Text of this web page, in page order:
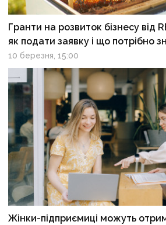
Гранти на розвиток бізнесу від
як подати заявку і що потрібно
10 березня, 15:00
Жінки-підприємиці можуть